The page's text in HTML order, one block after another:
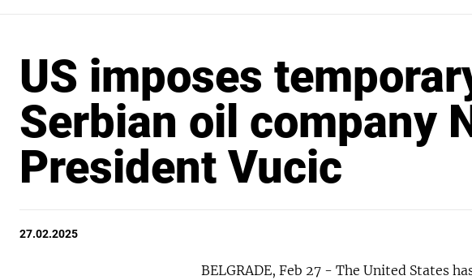
US imposes
Serbian oil company
President Vucic
27.02.2025
BELGRADE, Feb 27 - The United States